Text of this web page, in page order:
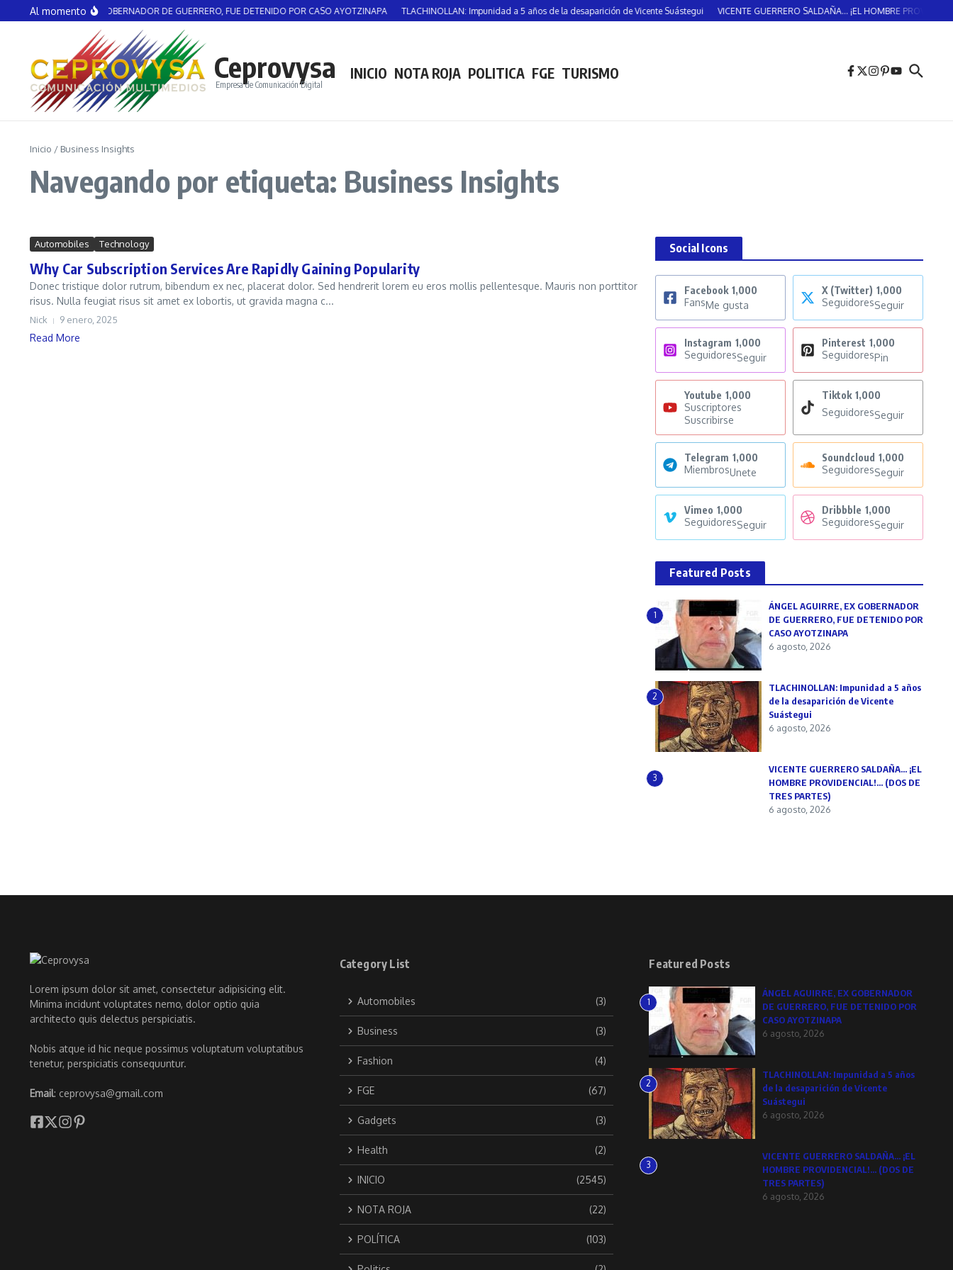
Saltar al contenido
Al momento
ÁNGEL AGUIRRE, EX GOBERNADOR DE GUERRERO, FUE DETENIDO POR CASO AYOTZINAPA TLACHINOLLAN: Impunidad a 5 años de la desaparición de Vicente Suástegui VICENTE GUERRERO SALDAÑA… ¡EL HOMBRE
Ceprovysa
Empresa de Comunicación Digital
INICIO NOTA ROJA POLITICA FGE TURISMO
Inicio / Business Insights
Navegando por etiqueta: Business Insights
Automobiles Technology
Why Car Subscription Services Are Rapidly Gaining Popularity
Donec tristique dolor rutrum, bibendum ex nec, placerat dolor. Sed hendrerit lorem eu eros mollis pellentesque. Mauris non porttitor
risus. Nulla feugiat risus sit amet ex lobortis, ut gravida magna c...
Nick 9 enero, 2025
Read More
Social Icons
Facebook 1,000
FansMe gusta
X (Twitter) 1,000
SeguidoresSeguir
Instagram 1,000
SeguidoresSeguir
Pinterest 1,000
SeguidoresPin
Youtube 1,000
Suscriptores
Suscribirse
Tiktok 1,000
SeguidoresSeguir
Telegram 1,000
MiembrosUnete
Soundcloud 1,000
SeguidoresSeguir
Vimeo 1,000
SeguidoresSeguir
Dribbble 1,000
SeguidoresSeguir
Featured Posts
1
ÁNGEL AGUIRRE, EX GOBERNADOR
DE GUERRERO, FUE DETENIDO POR
CASO AYOTZINAPA
6 agosto, 2026
2
TLACHINOLLAN: Impunidad a 5 años
de la desaparición de Vicente
Suástegui
6 agosto, 2026
3
VICENTE GUERRERO SALDAÑA… ¡EL
HOMBRE PROVIDENCIAL!… (DOS DE
TRES PARTES)
6 agosto, 2026
Lorem ipsum dolor sit amet, consectetur adipisicing elit.
Minima incidunt voluptates nemo, dolor optio quia
architecto quis delectus perspiciatis.
Nobis atque id hic neque possimus voluptatum voluptatibus
tenetur, perspiciatis consequuntur.
Email: ceprovysa@gmail.com
Category List
Automobiles (3)
Business (3)
Fashion (4)
FGE (67)
Gadgets (3)
Health (2)
INICIO (2545)
NOTA ROJA (22)
POLÍTICA (103)
Featured Posts
1
ÁNGEL AGUIRRE, EX GOBERNADOR
DE GUERRERO, FUE DETENIDO POR
CASO AYOTZINAPA
6 agosto, 2026
2
TLACHINOLLAN: Impunidad a 5 años
de la desaparición de Vicente
Suástegui
6 agosto, 2026
3
VICENTE GUERRERO SALDAÑA… ¡EL
HOMBRE PROVIDENCIAL!… (DOS DE
TRES PARTES)
6 agosto, 2026